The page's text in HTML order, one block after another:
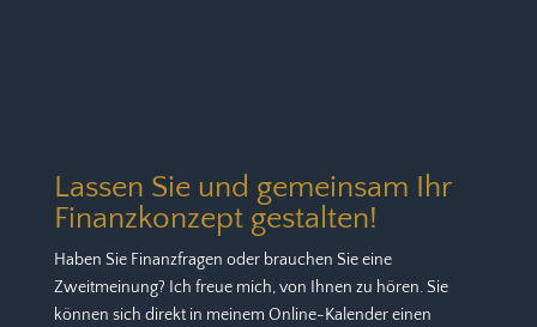
Lassen Sie und gemeinsam Ihr
Finanzkonzept gestalten!
Haben Sie Finanzfragen oder brauchen Sie eine
Zweitmeinung? Ich freue mich, von Ihnen zu hören. Sie
können sich direkt in meinem Online-Kalender einen